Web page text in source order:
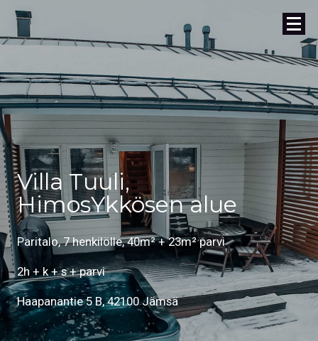
Villa Tuuli,
HimosYkkösen alue
Paritalo, 7 henkilölle, 40m² + 23m² parvi
2h + k + s + parvi
Haapanantie 5 B, 42100 Jämsä